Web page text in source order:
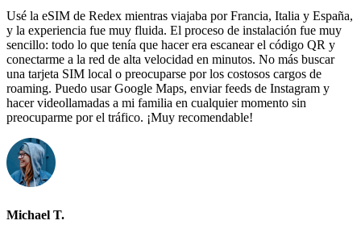
Usé la eSIM de Redex mientras viajaba por Francia, Italia y España,
y la experiencia fue muy fluida. El proceso de instalación fue muy
sencillo: todo lo que tenía que hacer era escanear el código QR y
conectarme a la red de alta velocidad en minutos. No más buscar
una tarjeta SIM local o preocuparse por los costosos cargos de
roaming. Puedo usar Google Maps, enviar feeds de Instagram y
hacer videollamadas a mi familia en cualquier momento sin
preocuparme por el tráfico. ¡Muy recomendable!
Michael T.